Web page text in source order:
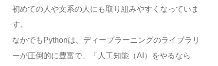
初めての人や文系の人にも取り組みやすくなっていま
す。
なかでもPythonは、ディープラーニングのライブラリ
ーが圧倒的に豊富で、「人工知能（AI）をやるなら